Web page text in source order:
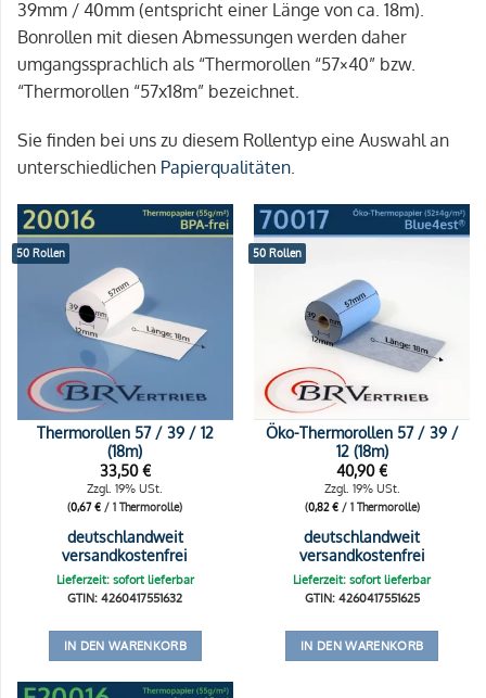
39mm / 40mm (entspricht einer Länge von ca. 18m).
Bonrollen mit diesen Abmessungen werden daher
umgangssprachlich als “Thermorollen “57×40” bzw.
“Thermorollen “57x18m” bezeichnet.
Sie finden bei uns zu diesem Rollentyp eine Auswahl an
unterschiedlichen Papierqualitäten.
50 Rollen
Thermorollen 57 / 39 / 12
(18m)
33,50€
Zzgl. 19% USt.
(0,67€ / 1 Thermorolle)
deutschlandweit
versandkostenfrei
Lieferzeit: sofort lieferbar
GTIN: 4260417551632
IN DEN WARENKORB
50 Rollen
Öko-Thermorollen 57 / 39 /
12 (18m)
40,90€
Zzgl. 19% USt.
(0,82€/ 1 Thermorolle)
deutschlandweit
versandkostenfrei
Lieferzeit: sofort lieferbar
GTIN: 4260417551625
IN DEN WARENKORB